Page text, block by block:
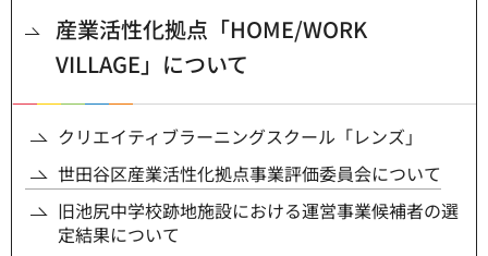
産業活性化拠点「HOME/WORK
VILLAGE」について
クリエイティブラーニングスクール「レンズ」
世田谷区産業活性化拠点事業評価委員会について
旧池尻中学校跡地施設における運営事業候補者の選
定結果について